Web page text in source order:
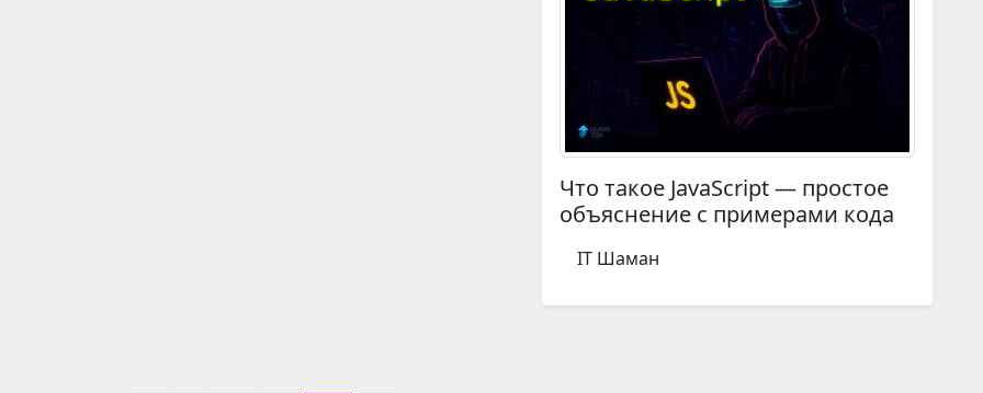
Что такое JavaScript — простое
объяснение с примерами кода
IT Шаман